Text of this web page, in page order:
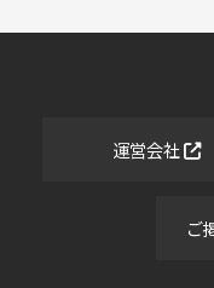
運営会社
ご